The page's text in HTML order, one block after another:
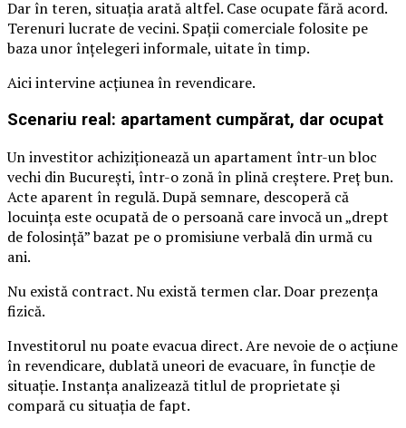
Dar în teren, situația arată altfel. Case ocupate fără acord.
Terenuri lucrate de vecini. Spații comerciale folosite pe
baza unor înțelegeri informale, uitate în timp.
Aici intervine acțiunea în revendicare.
Scenariu real: apartament cumpărat, dar ocupat
Un investitor achiziționează un apartament într-un bloc
vechi din București, într-o zonă în plină creștere. Preț bun.
Acte aparent în regulă. După semnare, descoperă că
locuința este ocupată de o persoană care invocă un „drept
de folosință” bazat pe o promisiune verbală din urmă cu
ani.
Nu există contract. Nu există termen clar. Doar prezența
fizică.
Investitorul nu poate evacua direct. Are nevoie de o acțiune
în revendicare, dublată uneori de evacuare, în funcție de
situație. Instanța analizează titlul de proprietate și
compară cu situația de fapt.